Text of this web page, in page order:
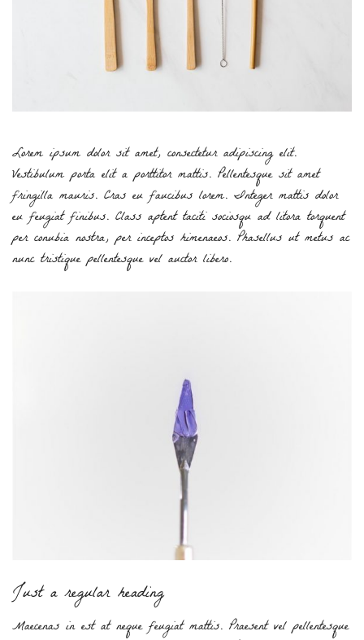
Lorem ipsum dolor sit amet, consectetur adipiscing elit.
Vestibulum porta elit a porttitor mattis. Pellentesque sit amet
fringilla mauris. Cras eu faucibus lorem. Integer mattis dolor
eu feugiat finibus. Class aptent taciti sociosqu ad litora torquent
per conubia nostra, per inceptos himenaeos. Phasellus ut metus ac
nunc tristique pellentesque vel auctor libero.
Just a regular heading
Maecenas in est at neque feugiat mattis. Praesent vel pellentesque